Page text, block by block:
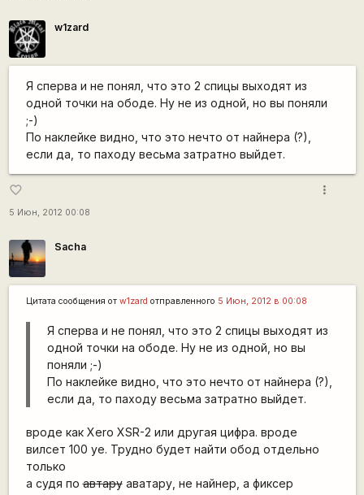
w1zard
Я сперва и не понял, что это 2 спицы выходят из
одной точки на ободе. Ну не из одной, но вы поняли
;-)
По наклейке видно, что это нечто от найнера (?),
если да, то паходу весьма затратно выйдет.
favorite_border
5 Июн, 2012 00:08
more_vert
Sacha
Цитата сообщения от w1zard отправленного 5 Июн, 2012 в 00:08
Я сперва и не понял, что это 2 спицы выходят из
одной точки на ободе. Ну не из одной, но вы
поняли ;-)
По наклейке видно, что это нечто от найнера (?),
если да, то паходу весьма затратно выйдет.
вроде как Xero XSR-2 или другая цифра. вроде
вилсет 100 уе. Трудно будет найти обод отдельно
только
а судя поавтаруаватару, не найнер, а фиксер